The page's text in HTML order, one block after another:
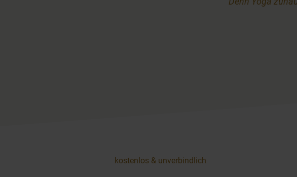
kostenlos & unverbindlich